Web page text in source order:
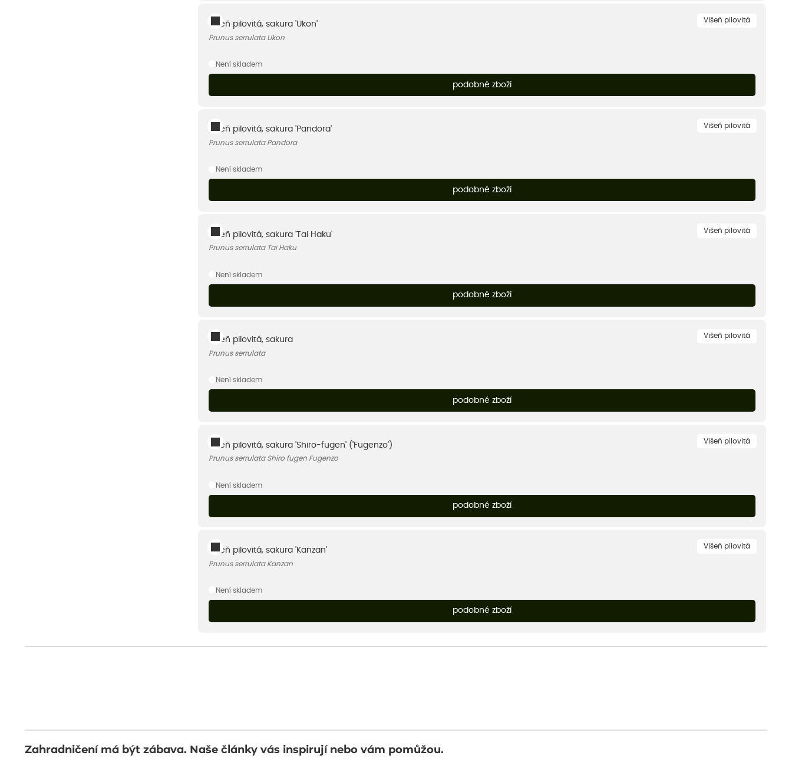
Višeň pilovitá
Višeň pilovitá, sakura 'Ukon'
Prunus serrulata Ukon
Není skladem
podobné zboží
Višeň pilovitá
Višeň pilovitá, sakura 'Pandora'
Prunus serrulata Pandora
Není skladem
podobné zboží
Višeň pilovitá
Višeň pilovitá, sakura 'Tai Haku'
Prunus serrulata Tai Haku
Není skladem
podobné zboží
Višeň pilovitá
Višeň pilovitá, sakura
Prunus serrulata
Není skladem
podobné zboží
Višeň pilovitá
Višeň pilovitá, sakura 'Shiro-fugen' ('Fugenzo')
Prunus serrulata Shiro fugen Fugenzo
Není skladem
podobné zboží
Višeň pilovitá
Višeň pilovitá, sakura 'Kanzan'
Prunus serrulata Kanzan
Není skladem
podobné zboží
Zahradničení má být zábava. Naše články vás inspirují nebo vám pomůžou.